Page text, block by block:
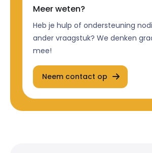
Meer weten?
Heb je hulp of ondersteuning
ander vraagstuk? We denken
mee!
Neem contact op